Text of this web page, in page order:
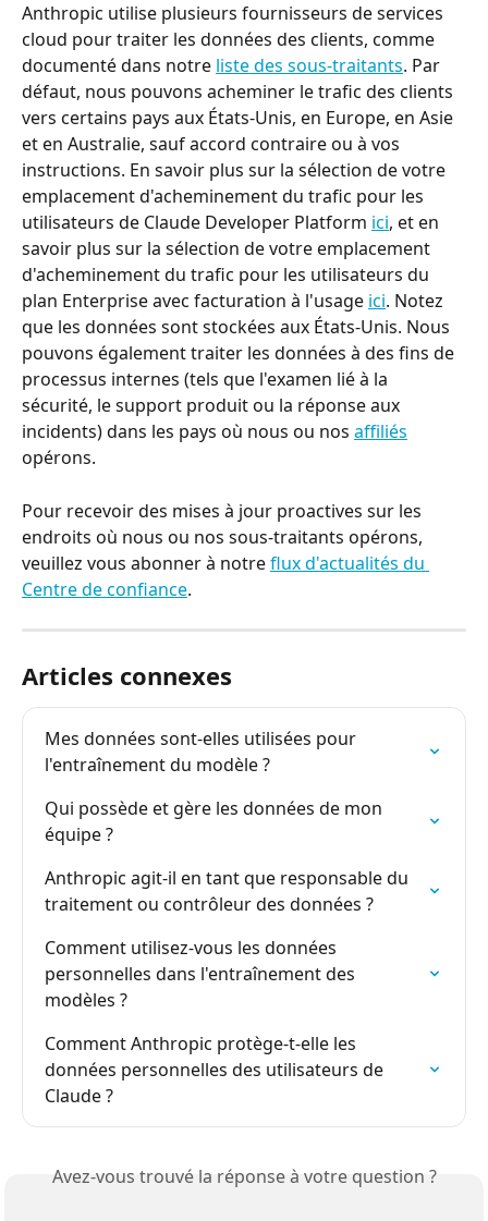
Anthropic utilise plusieurs fournisseurs de services
cloud pour traiter les données des clients, comme
documenté dans notre liste des sous-traitants. Par
défaut, nous pouvons acheminer le trafic des clients
vers certains pays aux États-Unis, en Europe, en Asie
et en Australie, sauf accord contraire ou à vos
instructions. En savoir plus sur la sélection de votre
emplacement d'acheminement du trafic pour les
utilisateurs de Claude Developer Platform ici, et en
savoir plus sur la sélection de votre emplacement
d'acheminement du trafic pour les utilisateurs du
plan Enterprise avec facturation à l'usage ici. Notez
que les données sont stockées aux États-Unis. Nous
pouvons également traiter les données à des fins de
processus internes (tels que l'examen lié à la
sécurité, le support produit ou la réponse aux
incidents) dans les pays où nous ou nos affiliés
opérons.
Pour recevoir des mises à jour proactives sur les
endroits où nous ou nos sous-traitants opérons,
veuillez vous abonner à notre flux d'actualités du
Centre de confiance.
Articles connexes
Mes données sont-elles utilisées pour
l'entraînement du modèle ?
Qui possède et gère les données de mon
équipe ?
Anthropic agit-il en tant que responsable du
traitement ou contrôleur des données ?
Comment utilisez-vous les données
personnelles dans l'entraînement des
modèles ?
Comment Anthropic protège-t-elle les
données personnelles des utilisateurs de
Claude ?
Avez-vous trouvé la réponse à votre question ?